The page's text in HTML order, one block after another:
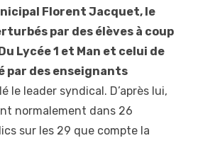
Florent Jacquet, le
par des élèves à coup
Lycée 1 et Man et celui de
par des enseignants
le leader syndical. D’après lui,
normalement dans 26
sur les 29 que compte la